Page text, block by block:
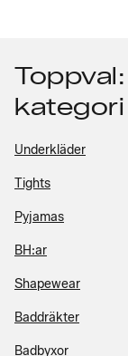
kategori
Underkläder
Tights
Pyjamas
BH:ar
Shapewear
Baddräkter
Badbyxor